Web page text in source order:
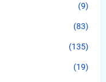
(9)
(83)
(135)
(19)